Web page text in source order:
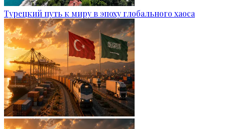
Турецкий путь к миру в эпоху глобального хаоса